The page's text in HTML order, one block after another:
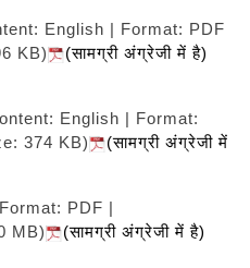
English | Format: PDF
KB)
(सामग्री अंग्रेजी में है)
English | Format:
374 KB)
(सामग्री अंग्रेजी में
PDF |
MB)
(सामग्री अंग्रेजी में है)